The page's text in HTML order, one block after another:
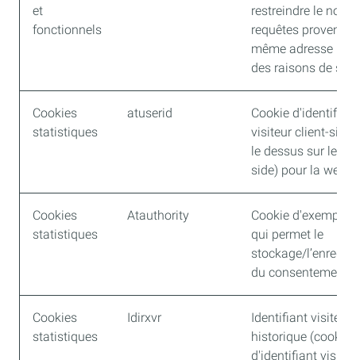
et
fonctionnels
restreindre le
requêtes
même adresse IP
des raisons de
Cookies
statistiques
atuserid
Cookie
visiteur client-side
le dessus sur les
side) pour la web
Cookies
statistiques
Atauthority
Cookie
qui permet le
stockage/
du consentement
Cookies
statistiques
Idirxvr
Identifiant visiteur
historique (cookie
d'identifiant